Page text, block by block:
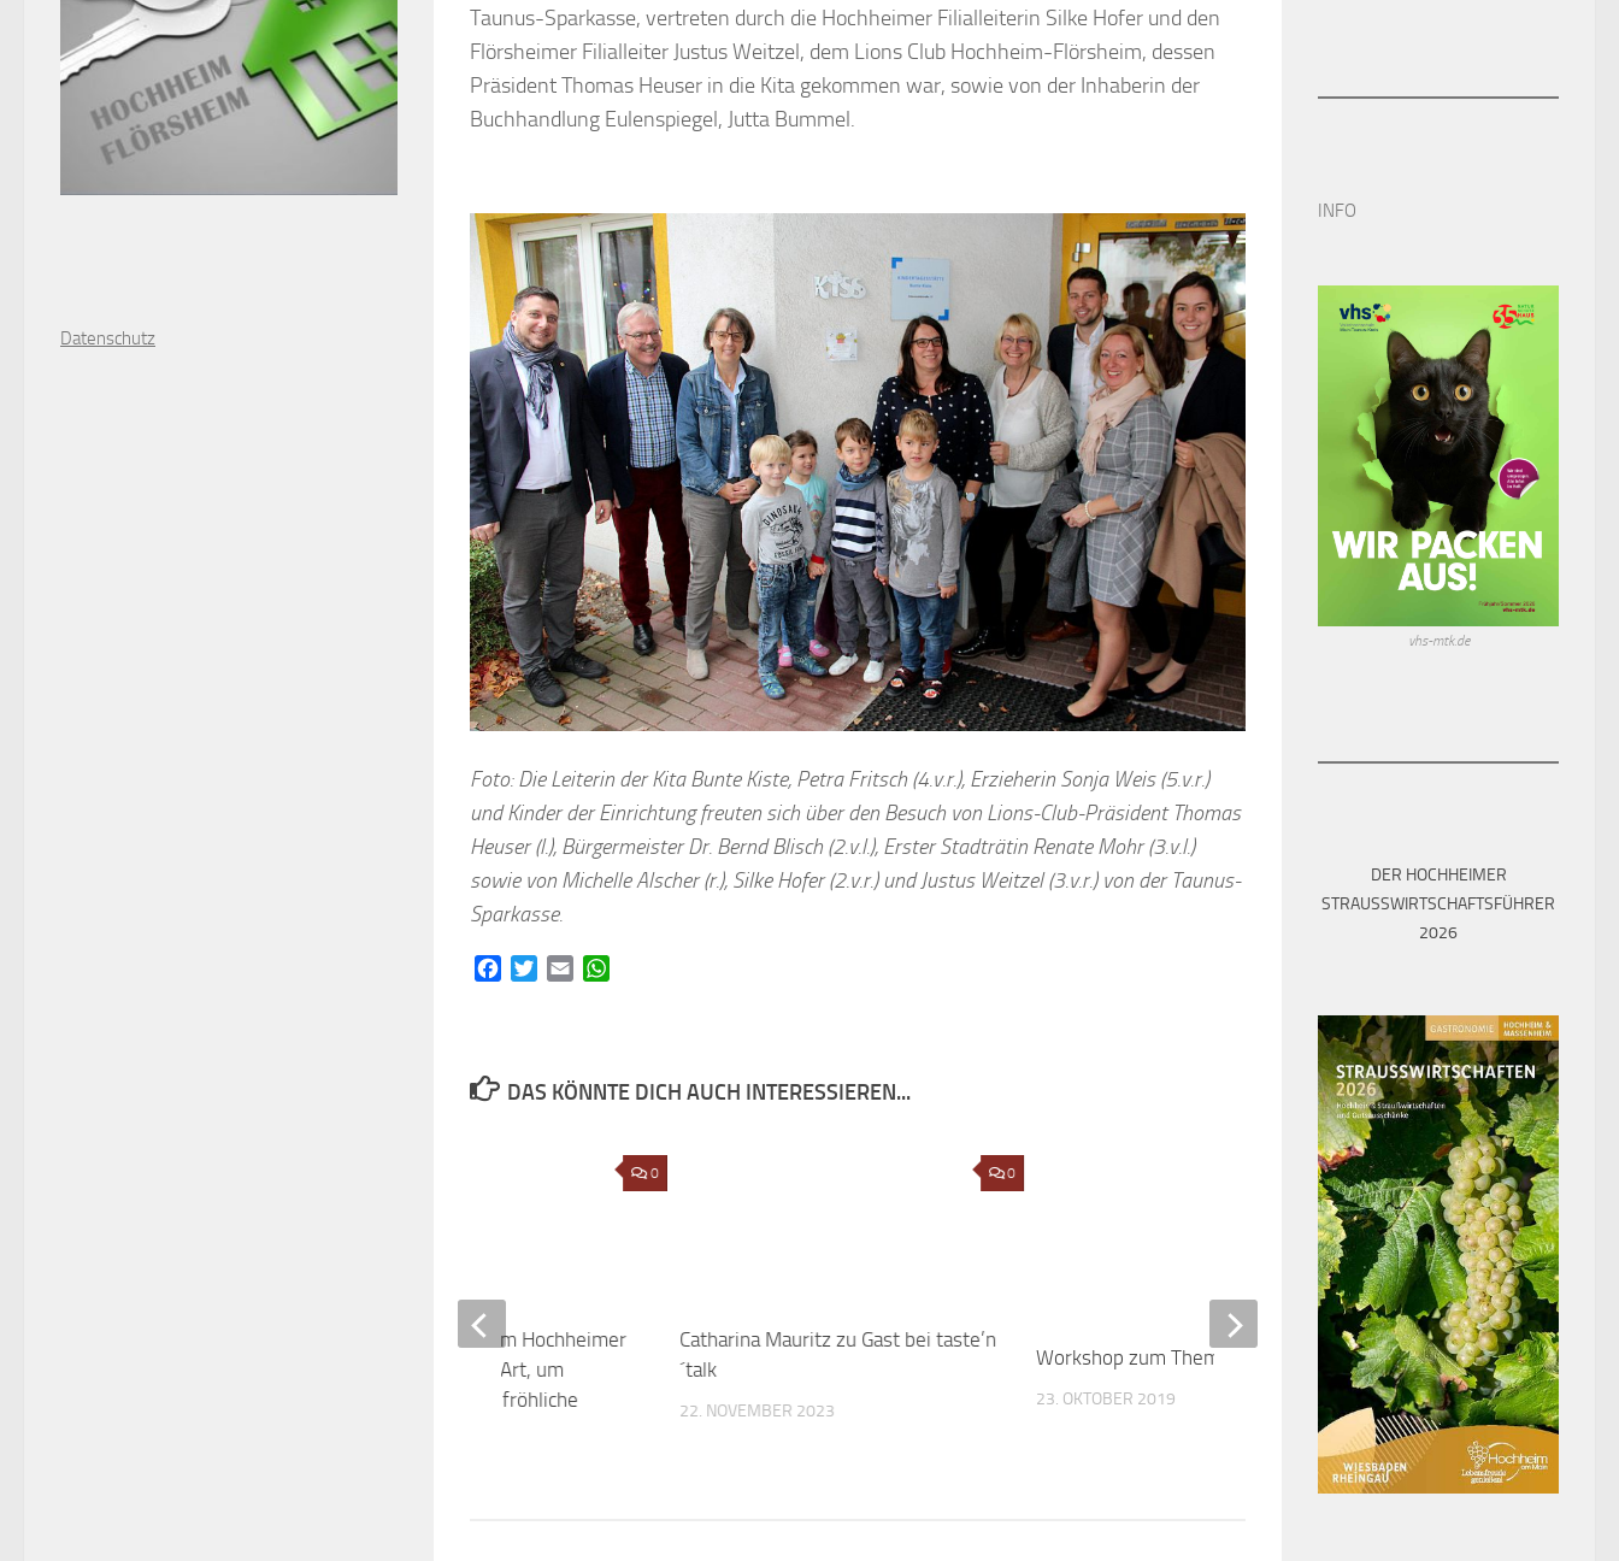
Taunus-Sparkasse, vertreten durch die Hochheimer Filialleiterin Silke Hofer und den
Flörsheimer Filialleiter Justus Weitzel, dem Lions Club Hochheim-Flörsheim, dessen
Präsident Thomas Heuser in die Kita gekommen war, sowie von der Inhaberin der
Buchhandlung Eulenspiegel, Jutta Bummel.
Foto: Die Leiterin der Kita Bunte Kiste, Petra Fritsch (4.v.r.), Erzieherin Sonja Weis (5.v.r.)
und Kinder der Einrichtung freuten sich über den Besuch von Lions-Club-Präsident Thomas
Heuser (l.), Bürgermeister Dr. Bernd Blisch (2.v.l.), Erster Stadträtin Renate Mohr (3.v.l.)
sowie von Michelle Alscher (r.), Silke Hofer (2.v.r.) und Justus Weitzel (3.v.r.) von der Taunus-
Sparkasse.
FacebookTwitterEmail
DAS KÖNNTE DICH AUCH INTERESSIEREN...
0
Catharina Mauritz zu Gast bei taste’n
0
Workshop zum Thema Inneres Kind
Sperrung der Opelbrücke
Fahrtrichtung
4. APRIL 2022
0
Mit Bus und Bahn zum Hochheimer
Datenschutz
INFO
vhs-mtk.de
DER HOCHHEIMER
STRAUSSWIRTSCHAFTSFÜHRER 2
026